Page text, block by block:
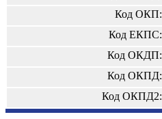
Код ОКП:
Код ЕКПС:
Код ОКДП:
Код ОКПД:
Код ОКПД2: